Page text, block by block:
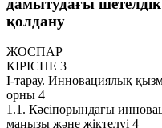
дамытудағы
қолдану
ЖОСПАР
КІРІСПЕ 3
І-тарау. Инновациялық
орны 4
1.1. Кәсіпорындағы
маңызы және жіктелуі 4